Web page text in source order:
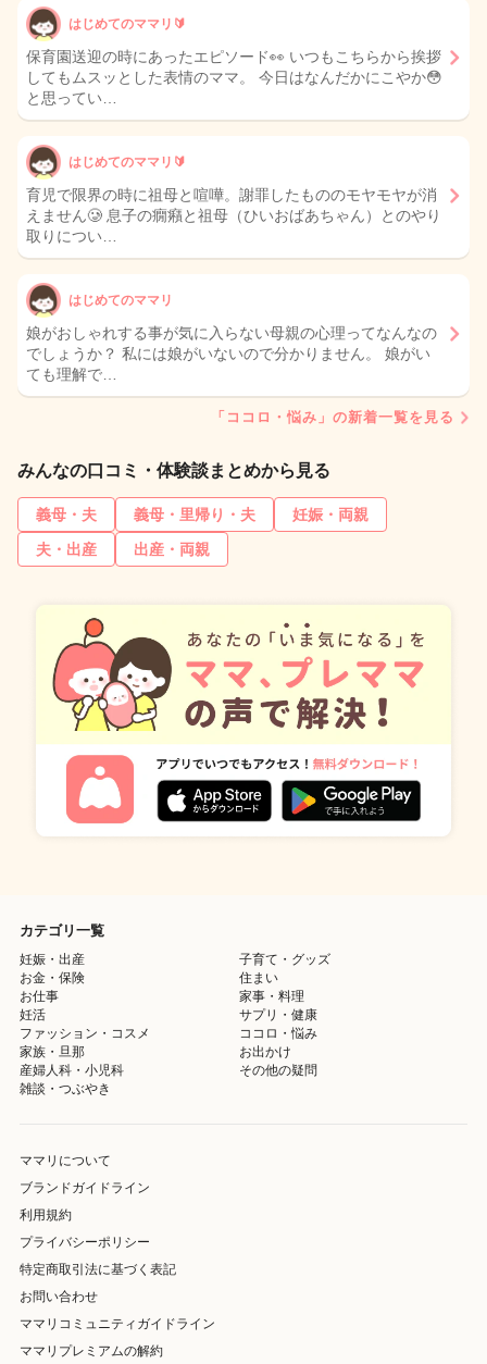
はじめてのママリ🔰
保育園送迎の時にあったエピソード👀 いつもこちらから挨拶
してもムスッとした表情のママ。 今日はなんだかにこやか😳
と思ってい…
はじめてのママリ🔰
育児で限界の時に祖母と喧嘩。謝罪したもののモヤモヤが消
えません🥲 息子の癇癪と祖母（ひいおばあちゃん）とのやり
取りについ…
はじめてのママリ
娘がおしゃれする事が気に入らない母親の心理ってなんなの
でしょうか？ 私には娘がいないので分かりません。 娘がい
ても理解で…
「ココロ・悩み」の新着一覧を見る
みんなの口コミ・体験談まとめから見る
義母・夫 義母・里帰り・夫
妊娠・両親
夫・出産
出産・両親
カテゴリ一覧
妊娠・出産
子育て・グッズ
お金・保険
住まい
お仕事
家事・料理
妊活
サプリ・健康
ファッション・コスメ
ココロ・悩み
家族・旦那
お出かけ
産婦人科・小児科
その他の疑問
雑談・つぶやき
ママリについて
ブランドガイドライン
利用規約
プライバシーポリシー
特定商取引法に基づく表記
お問い合わせ
ママリコミュニティガイドライン
ママリプレミアムの解約